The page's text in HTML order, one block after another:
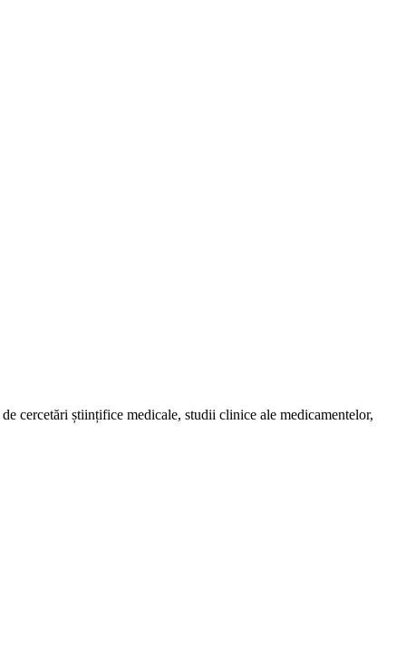
cercetări științifice medicale, studii clinice ale medicamentelor,